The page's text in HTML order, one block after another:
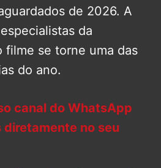
de 2026. A
da
filme se torne uma das
do ano.
canal do WhatsApp
no seu